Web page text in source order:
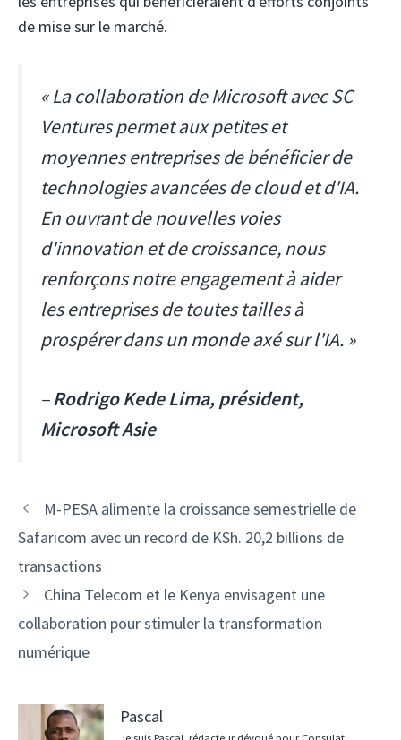
de mise sur le marché.
« La collaboration de Microsoft avec SC
Ventures permet aux petites et
moyennes entreprises de bénéficier de
technologies avancées de cloud et d'IA.
En ouvrant de nouvelles voies
d'innovation et de croissance, nous
renforçons notre engagement à aider
les entreprises de toutes tailles à
prospérer dans un monde axé sur l'IA. »
–Rodrigo Kede Lima, président,
Microsoft Asie
Navigation
des
M-PESA alimente la croissance semestrielle de
Safaricom avec un record de KSh. 20,2 billions de
transactions
China Telecom et le Kenya envisagent une
collaboration pour stimuler la transformation
numérique
Pascal